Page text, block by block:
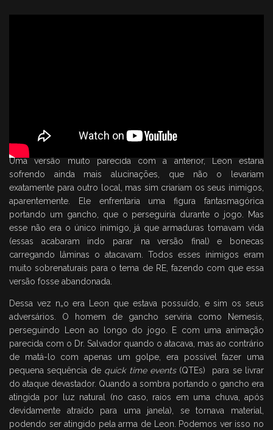
Uma versão muito parecida com a anterior, Leon estaria
sofrendo ainda mais alucinações, que não o levariam
exatamente para outro local, mas sim criariam os seus inimigos,
aparentemente. Ele enfrentaria uma figura fantasmagórica
portando um gancho, que o perseguiria durante o jogo. Mas
esse não era o único inimigo, já que armaduras tomavam vida
(essas acabaram indo parar na versão final) e bonecas
carregando lâminas o atacavam. Todos esses inimigos eram
muito sobrenaturais para o tema de RE, fazendo com que essa
versão fosse abandonada.
Dessa vez n„o era Leon que estava possuído, e sim os seus
adversários. O homem de gancho serviria como Nemesis,
perseguindo Leon ao longo do jogo. E com uma animação
parecida com o Dr. Salvador quando o atacava, mas ao contrário
de matá-lo com apenas um golpe, era possível fazer uma
pequena sequência de quick time events (QTEs) para se livrar
do ataque devastador. Quando a sombra portando o gancho era
atingida por luz natural (no caso, raios em uma chuva, após
devidamente atraído para uma janela), se tornava material,
podendo ser atingido pela arma de Leon. Podemos ver isso no